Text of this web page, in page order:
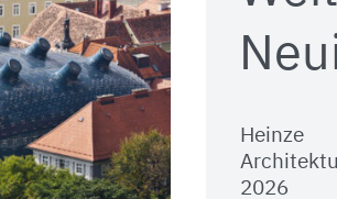
Heinze
2026